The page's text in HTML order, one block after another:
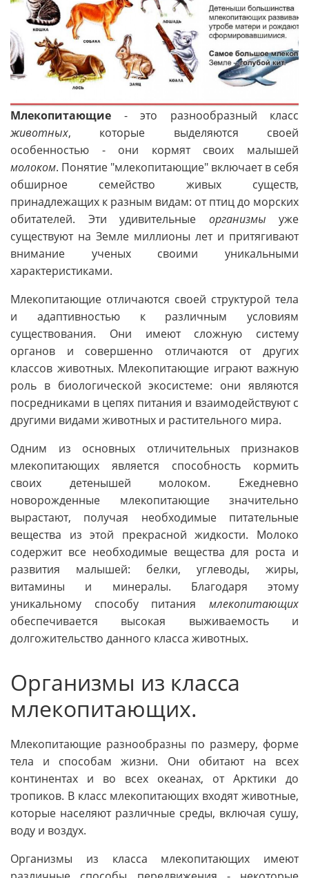
Млекопитающие - это разнообразный класс
животных, которые выделяются своей
особенностью - они кормят своих малышей
молоком. Понятие "млекопитающие" включает в себя
обширное семейство живых существ,
принадлежащих к разным видам: от птиц до морских
обитателей. Эти удивительные организмы уже
существуют на Земле миллионы лет и притягивают
внимание ученых своими уникальными
характеристиками.
Млекопитающие отличаются своей структурой тела
и адаптивностью к различным условиям
существования. Они имеют сложную систему
органов и совершенно отличаются от других
классов животных. Млекопитающие играют важную
роль в биологической экосистеме: они являются
посредниками в цепях питания и взаимодействуют с
другими видами животных и растительного мира.
Одним из основных отличительных признаков
млекопитающих является способность кормить
своих детенышей молоком. Ежедневно
новорожденные млекопитающие значительно
вырастают, получая необходимые питательные
вещества из этой прекрасной жидкости. Молоко
содержит все необходимые вещества для роста и
развития малышей: белки, углеводы, жиры,
витамины и минералы. Благодаря этому
уникальному способу питания млекопитающих
обеспечивается высокая выживаемость и
долгожительство данного класса животных.
Организмы из класса
млекопитающих.
Млекопитающие разнообразны по размеру, форме
тела и способам жизни. Они обитают на всех
континентах и во всех океанах, от Арктики до
тропиков. В класс млекопитающих входят животные,
которые населяют различные среды, включая сушу,
воду и воздух.
Организмы из класса млекопитающих имеют